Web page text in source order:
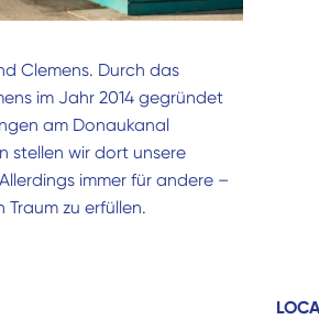
Clemens. Durch das
im Jahr 2014 gegründet
am Donaukanal
stellen wir dort unsere
immer für andere –
zu erfüllen.